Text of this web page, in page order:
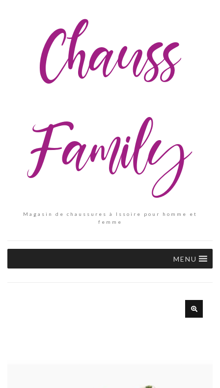
Chauss
Family
Magasin de chaussures à Issoire pour homme et
femme
MENU